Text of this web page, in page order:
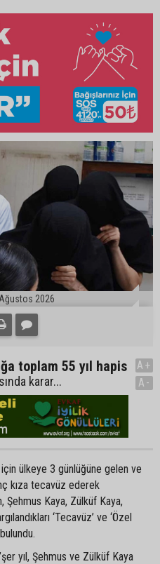
2026
toplam 55 yıl hapis
karar...
A+
A-
için ülkeye 3 günlüğüne gelen ve
kıza tecavüz ederek
Şehmus Kaya, Zülküf Kaya,
‘Tecavüz’ ve ‘Özel
yıl, Şehmus ve Zülküf Kaya